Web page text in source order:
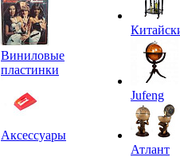
Виниловые
пластинки
Аксессуары
Jufeng
Атлант